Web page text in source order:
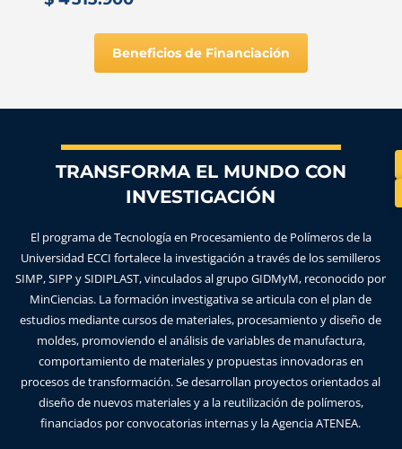
Beneficios de Financiación
TRANSFORMA EL MUNDO CON
INVESTIGACIÓN
El programa de Tecnología en Procesamiento de Polímeros de la
Universidad ECCI fortalece la investigación a través de los semilleros
SIMP, SIPP y SIDIPLAST, vinculados al grupo GIDMyM, reconocido por
MinCiencias. La formación investigativa se articula con el plan de
estudios mediante cursos de materiales, procesamiento y diseño de
moldes, promoviendo el análisis de variables de manufactura,
comportamiento de materiales y propuestas innovadoras en
procesos de transformación. Se desarrollan proyectos orientados al
diseño de nuevos materiales y a la reutilización de polímeros,
financiados por convocatorias internas y la Agencia ATENEA.